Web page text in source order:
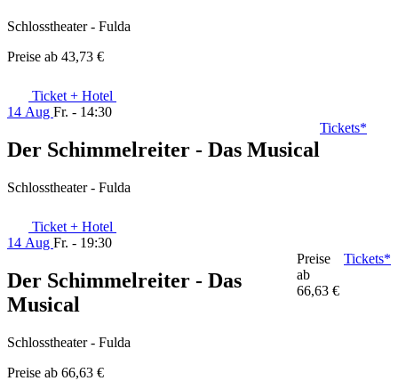
Schlosstheater - Fulda
Preise ab 43,73 €
Ticket + Hotel
14 Aug Fr. - 14:30
Der Schimmelreiter - Das Musical
Schlosstheater - Fulda
Tickets*
Ticket + Hotel
14 Aug Fr. - 19:30
Der Schimmelreiter - Das
Musical
Schlosstheater - Fulda
Preise ab 66,63 €
Preise
ab
66,63 €
Tickets*